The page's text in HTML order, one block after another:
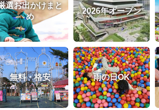
選お出かけまと
め
2026年オープン
無料・格安 雨の日OK